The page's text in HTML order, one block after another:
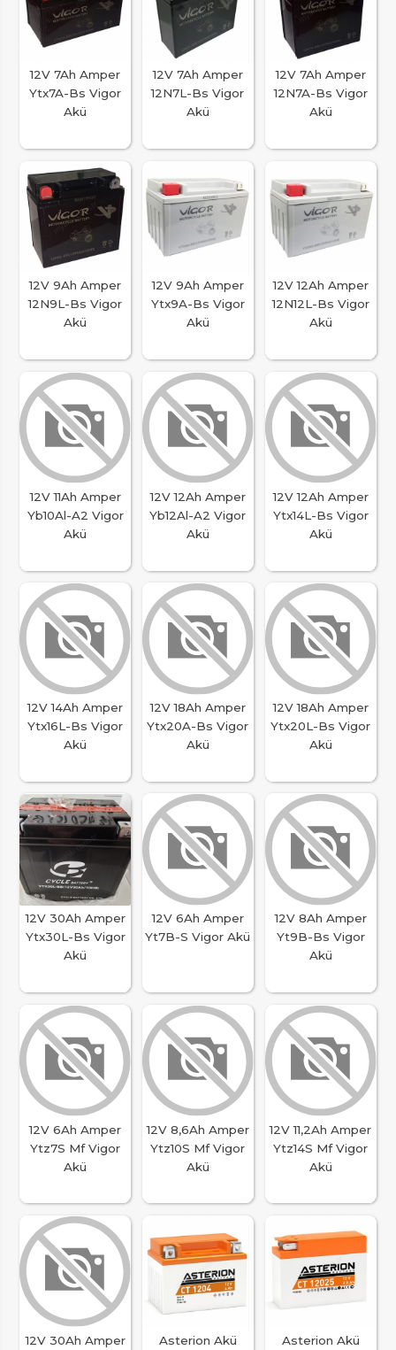
12V 7Ah Amper
Ytx7A-Bs Vigor
Akü
12V 7Ah Amper
12N7L-Bs Vigor
Akü
12V 7Ah Amper
12N7A-Bs Vigor
Akü
12V 9Ah Amper
12N9L-Bs Vigor
Akü
12V 9Ah Amper
Ytx9A-Bs Vigor
Akü
12V 12Ah Amper
12N12L-Bs Vigor
Akü
12V 11Ah Amper
Yb10Al-A2 Vigor
Akü
12V 12Ah Amper
Yb12Al-A2 Vigor
Akü
12V 12Ah Amper
Ytx14L-Bs Vigor
Akü
12V 14Ah Amper
Ytx16L-Bs Vigor
Akü
12V 18Ah Amper
Ytx20A-Bs Vigor
Akü
12V 18Ah Amper
Ytx20L-Bs Vigor
Akü
12V 30Ah Amper
Ytx30L-Bs Vigor
Akü
12V 6Ah Amper
Yt7B-S Vigor Akü
12V 8Ah Amper
Yt9B-Bs Vigor
Akü
12V 6Ah Amper
Ytz7S Mf Vigor
Akü
12V 8,6Ah Amper
Ytz10S Mf Vigor
Akü
12V 11,2Ah Amper
Ytz14S Mf Vigor
Akü
12V 30Ah Amper
Asterion Akü
Asterion Akü